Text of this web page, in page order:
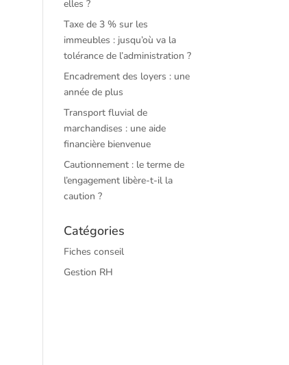
elles ?
Taxe de 3 % sur les
immeubles : jusqu’où va la
tolérance de l’administration ?
Encadrement des loyers : une
année de plus
Transport fluvial de
marchandises : une aide
financière bienvenue
Cautionnement : le terme de
l’engagement libère-t-il la
caution ?
Catégories
Fiches conseil
Gestion RH